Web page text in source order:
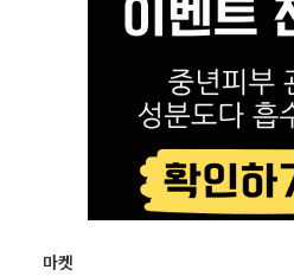
마켓